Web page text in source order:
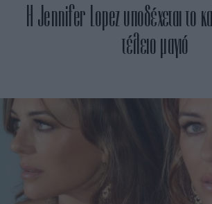
H Jennifer Lopez υποδέχεται το
τέλειο μαγιό